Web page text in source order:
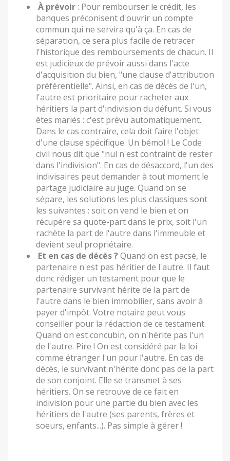
À prévoir : Pour rembourser le crédit, les
banques préconisent d'ouvrir un compte
commun qui ne servira qu'à ça. En cas de
séparation, ce sera plus facile de retracer
l'historique des remboursements de chacun. Il
est judicieux de prévoir aussi dans l'acte
d'acquisition du bien, "une clause d'attribution
préférentielle". Ainsi, en cas de décès de l'un,
l'autre est prioritaire pour racheter aux
héritiers la part d'indivision du défunt. Si vous
êtes mariés : c'est prévu automatiquement.
Dans le cas contraire, cela doit faire l'objet
d'une clause spécifique. Un bémol ! Le Code
civil nous dit que "nul n'est contraint de rester
dans l'indivision". En cas de désaccord, l'un des
indivisaires peut demander à tout moment le
partage judiciaire au juge. Quand on se
sépare, les solutions les plus classiques sont
les suivantes : soit on vend le bien et on
récupère sa quote-part dans le prix, soit l'un
rachète la part de l'autre dans l'immeuble et
devient seul propriétaire.
Et en cas de décès ?Quand on est pacsé, le
partenaire n'est pas héritier de l'autre. Il faut
donc rédiger un testament pour que le
partenaire survivant hérite de la part de
l'autre dans le bien immobilier, sans avoir à
payer d'impôt. Votre notaire peut vous
conseiller pour la rédaction de ce testament.
Quand on est concubin, on n'hérite pas l'un
de l'autre. Pire ! On est considéré par la loi
comme étranger l'un pour l'autre. En cas de
décès, le survivant n'hérite donc pas de la part
de son conjoint. Elle se transmet à ses
héritiers. On se retrouve de ce fait en
indivision pour une partie du bien avec les
héritiers de l'autre (ses parents, frères et
soeurs, enfants...). Pas simple à gérer !